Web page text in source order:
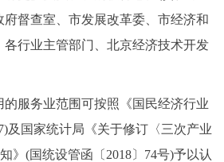
督查室、市发展改革委、市经济和
行业主管部门、北京经济技术开发
服务业范围可按照《国民经济行业
及国家统计局《关于修订〈三次产业
》(国统设管函〔2018〕74号)予以认